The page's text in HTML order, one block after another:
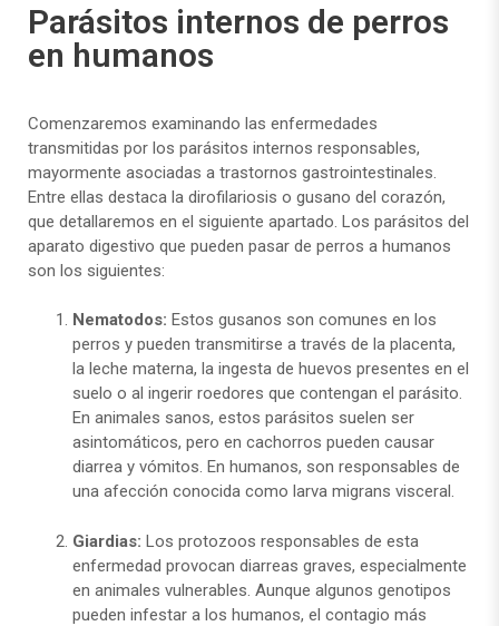
Parásitos internos de perros
en humanos
Comenzaremos examinando las enfermedades
transmitidas por los parásitos internos responsables,
mayormente asociadas a trastornos gastrointestinales.
Entre ellas destaca la dirofilariosis o gusano del corazón,
que detallaremos en el siguiente apartado. Los parásitos del
aparato digestivo que pueden pasar de perros a humanos
son los siguientes:
Nematodos: Estos gusanos son comunes en los
perros y pueden transmitirse a través de la placenta,
la leche materna, la ingesta de huevos presentes en el
suelo o al ingerir roedores que contengan el parásito.
En animales sanos, estos parásitos suelen ser
asintomáticos, pero en cachorros pueden causar
diarrea y vómitos. En humanos, son responsables de
una afección conocida como larva migrans visceral.
Giardias: Los protozoos responsables de esta
enfermedad provocan diarreas graves, especialmente
en animales vulnerables. Aunque algunos genotipos
pueden infestar a los humanos, el contagio más